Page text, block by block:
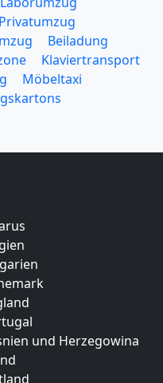
Privatumzug
Beiladung
Klaviertransport
Möbeltaxi
und Herzegowina